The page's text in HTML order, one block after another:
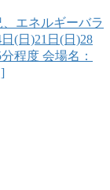
エネルギーバラ
(日)21日(日)28
程度 会場名：